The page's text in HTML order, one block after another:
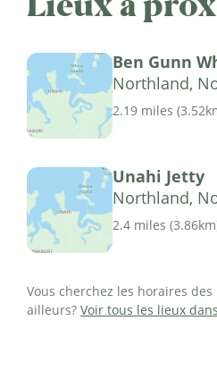
Ben Gunn
Northland,
2.19 miles (
Unahi Jetty
Northland,
2.4 miles (3.86km
Vous cherchez les horaires
ailleurs? Voir tous les lieux